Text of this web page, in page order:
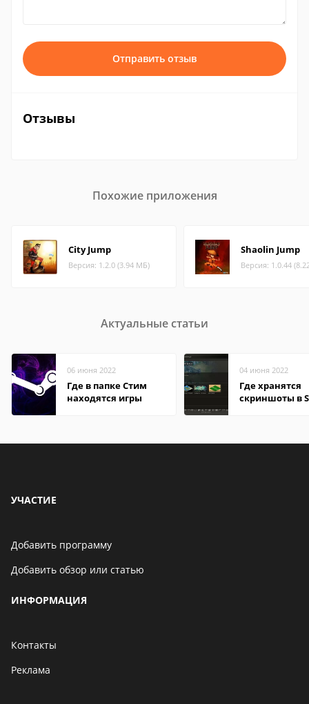
Отправить отзыв
Отзывы
Похожие приложения
City Jump
Версия: 1.2.0 (3.94 МБ)
Shaolin Jump
Версия: 1.0.44
Актуальные статьи
06 июня 2022
Где в папке Стим
находятся игры
04 июня 2022
Где хранятся
скриншоты в
УЧАСТИЕ
Добавить программу
Добавить обзор или статью
ИНФОРМАЦИЯ
Контакты
Реклама